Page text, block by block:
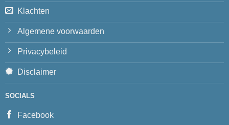
Klachten
Algemene voorwaarden
Privacybeleid
Disclaimer
SOCIALS
Facebook